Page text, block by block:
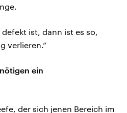
defekt ist, dann ist es so,
verlieren.“
ein
der sich jenen Bereich im